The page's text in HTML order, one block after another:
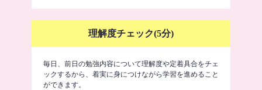
理解度チェック(5分)
毎日、前日の勉強内容について理解度や定着具合をチェ
ックするから、着実に身につけながら学習を進めること
ができます。